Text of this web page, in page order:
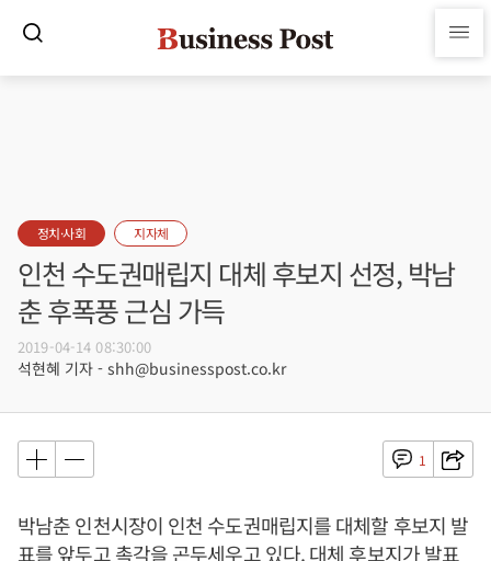
정치·사회 지자체
인천 수도권매립지 대체 후보지 선정, 박남
춘 후폭풍 근심 가득
2019-04-14 08:30:00
석현혜 기자 - shh@businesspost.co.kr
1
박남춘 인천시장이 인천 수도권매립지를 대체할 후보지 발
표를 앞두고 촉각을 곤두세우고 있다. 대체 후보지가 발표